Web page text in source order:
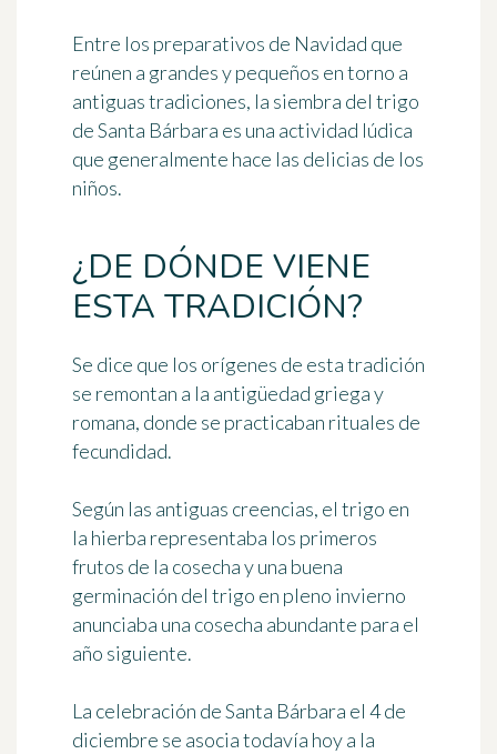
Entre los preparativos de Navidad que
reúnen a grandes y pequeños en torno a
antiguas tradiciones, la siembra del trigo
de Santa Bárbara es una actividad lúdica
que generalmente hace las delicias de los
niños.
¿DE DÓNDE VIENE
ESTA TRADICIÓN?
Se dice que los orígenes de esta tradición
se remontan a la antigüedad griega y
romana, donde se practicaban rituales de
fecundidad.
Según las antiguas creencias, el trigo en
la hierba representaba los primeros
frutos de la cosecha y una buena
germinación del trigo en pleno invierno
anunciaba una cosecha abundante para el
año siguiente.
La celebración de Santa Bárbara el 4 de
diciembre se asocia todavía hoy a la